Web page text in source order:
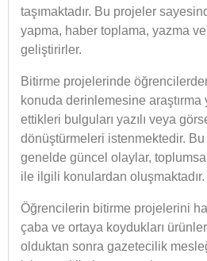
taşımaktadır. Bu projeler
yapma, haber toplama, yazma
geliştirirler.
Bitirme projelerinde
konuda derinlemesine araştırma
ettikleri bulguları yazılı veya
dönüştürmeleri istenmektedir.
genelde güncel olaylar,
ile ilgili konulardan oluşmaktadır.
Öğrencilerin bitirme projelerini
çaba ve ortaya koydukları
olduktan sonra gazetecilik